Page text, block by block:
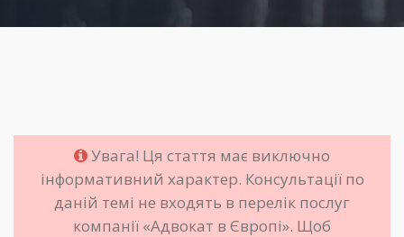
Увага! Ця стаття має виключно
інформативний характер. Консультації по
даній темі не входять в перелік послуг
компанії «Адвокат в Європі». Щоб